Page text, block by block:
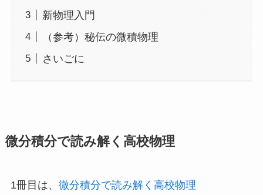
新物理入門
（参考）秘伝の微積物理
さいごに
微分積分で読み解く高校物理
1冊目は、 微分積分で読み解く高校物理